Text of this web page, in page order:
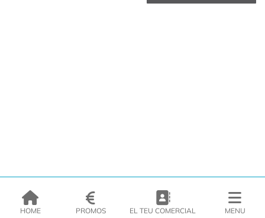
HOME PROMOS EL TEU COMERCIAL MENU